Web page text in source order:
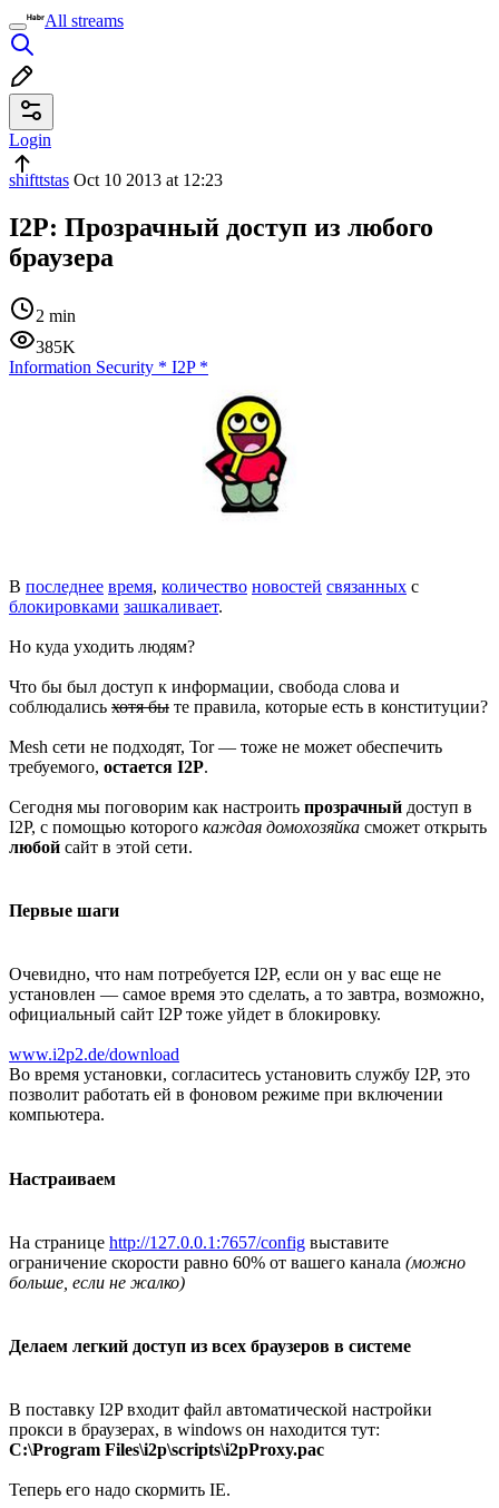
All streams
Login
shifttstas Oct 10 2013 at 12:23
I2P: Прозрачный доступ из любого
браузера
2 min
385K
Information Security * I2P*
В последнее время, количество новостей связанных с
блокировками зашкаливает.
Но куда уходить людям?
Что бы был доступ к информации, свобода слова и
соблюдались хотя бы те правила, которые есть в конституции?
Mesh сети не подходят, Tor — тоже не может обеспечить
требуемого, остается I2P.
Сегодня мы поговорим как настроить прозрачный доступ в
I2P, с помощью которого каждая домохозяйка сможет открыть
любой сайт в этой сети.
Первые шаги
Очевидно, что нам потребуется I2P, если он у вас еще не
установлен — самое время это сделать, а то завтра, возможно,
официальный сайт I2P тоже уйдет в блокировку.
www.i2p2.de/download
Во время установки, согласитесь установить службу I2P, это
позволит работать ей в фоновом режиме при включении
компьютера.
Настраиваем
На странице http://127.0.0.1:7657/config выставите
ограничение скорости равно 60% от вашего канала (можно
больше, если не жалко)
Делаем легкий доступ из всех браузеров в системе
В поставку I2P входит файл автоматической настройки
прокси в браузерах, в windows он находится тут:
C:\Program Files\i2p\scripts\i2pProxy.pac
Теперь его надо скормить IE.